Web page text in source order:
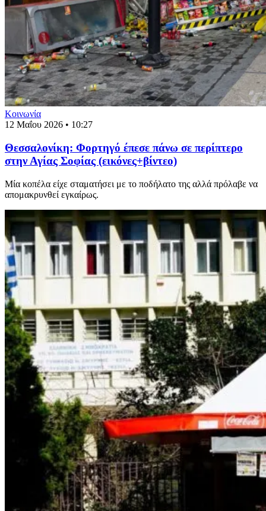
Κοινωνία
12 Μαΐου 2026 • 10:27
Θεσσαλονίκη: Φορτηγό έπεσε πάνω σε περίπτερο
στην Αγίας Σοφίας (εικόνες+βίντεο)
Μία κοπέλα είχε σταματήσει με το ποδήλατο της αλλά πρόλαβε να
απομακρυνθεί εγκαίρως.